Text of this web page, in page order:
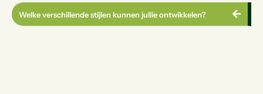
Welke verschillende stijlen kunnen jullie ontwikkelen?